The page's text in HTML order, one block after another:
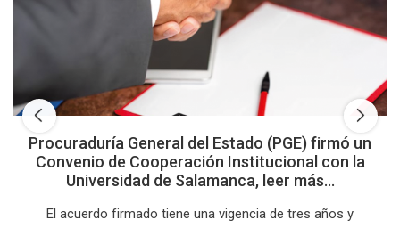
Procuraduría General del Estado (PGE) firmó un
Convenio de Cooperación Institucional con la
Universidad de Salamanca, leer más...
El acuerdo firmado tiene una vigencia de tres años y